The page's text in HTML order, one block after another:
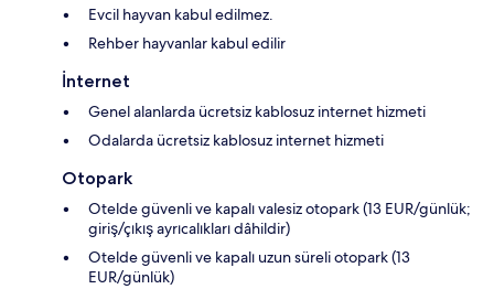
Evcil hayvan kabul edilmez.
Rehber hayvanlar kabul edilir
İnternet
Genel alanlarda ücretsiz kablosuz internet hizmeti
Odalarda ücretsiz kablosuz internet hizmeti
Otopark
Otelde güvenli ve kapalı valesiz otopark (13 EUR/günlük;
giriş/çıkış ayrıcalıkları dâhildir)
Otelde güvenli ve kapalı uzun süreli otopark (13
EUR/günlük)